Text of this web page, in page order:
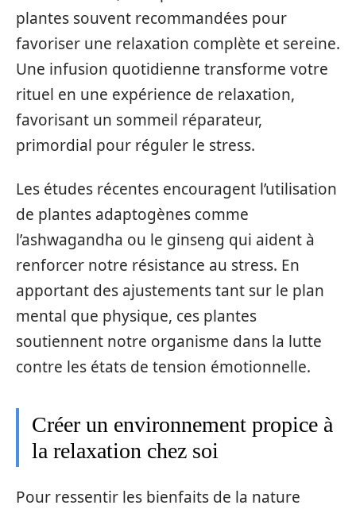
plantes souvent recommandées pour
favoriser une relaxation complète et sereine.
Une infusion quotidienne transforme votre
rituel en une expérience de relaxation,
favorisant un sommeil réparateur,
primordial pour réguler le stress.
Les études récentes encouragent l’utilisation
de plantes adaptogènes comme
l’ashwagandha ou le ginseng qui aident à
renforcer notre résistance au stress. En
apportant des ajustements tant sur le plan
mental que physique, ces plantes
soutiennent notre organisme dans la lutte
contre les états de tension émotionnelle.
Créer un environnement propice à
la relaxation chez soi
Pour ressentir les bienfaits de la nature